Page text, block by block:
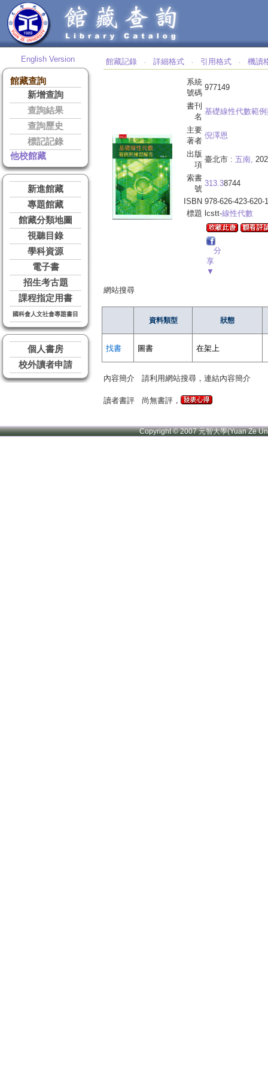
English Version
館藏查詢
新增查詢
查詢結果
查詢歷史
標記記錄
他校館藏
新進館藏
專題館藏
館藏分類地圖
視聽目錄
學科資源
電子書
招生考古題
課程指定用書
國科會人文社會專題書目
個人書房
校外讀者申請
館藏記錄 ‧ 詳細格式 ‧ 引用格式 ‧ 機讀
系統
號碼
977149
書刊
名
基礎線性代數範
主要
著者
倪澤恩
出版
項
臺北市 : 五南,
索書
號
313.38744
ISBN 978-626-423-620-1
標題 lcstt-線性代數
分
享
▼
網站搜尋
資料類型 狀態
找書 圖書 在架上
內容簡介 請利用網站搜尋，連結內容簡介
讀者書評 尚無書評，
Copyright © 2007 元智大學(Yuan Ze